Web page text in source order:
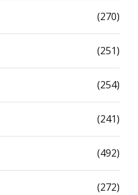
(270)
(251)
(254)
(241)
(492)
(272)